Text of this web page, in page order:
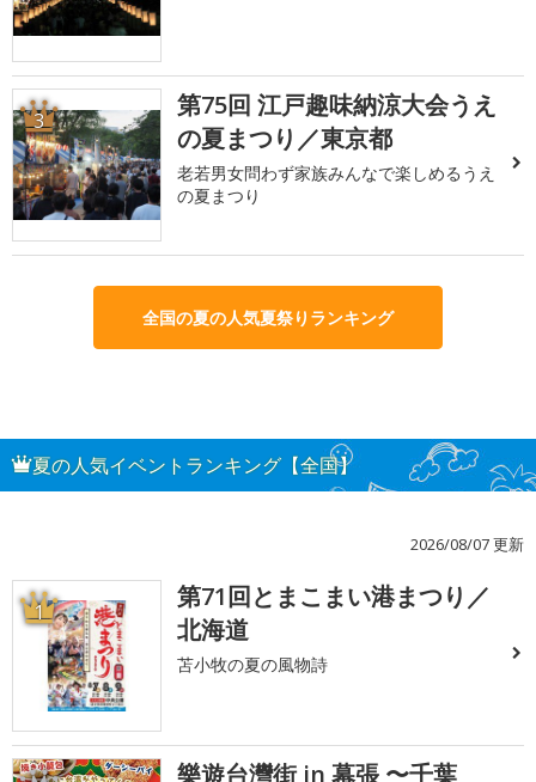
3
第75回 江戸趣味納涼大会うえ
の夏まつり／東京都
老若男女問わず家族みんなで楽しめるうえ
の夏まつり
全国の夏の人気夏祭りランキング
夏の人気イベントランキング【全国】
2026/08/07 更新
1
第71回とまこまい港まつり／
北海道
苫小牧の夏の風物詩
樂遊台灣街 in 幕張 〜千葉